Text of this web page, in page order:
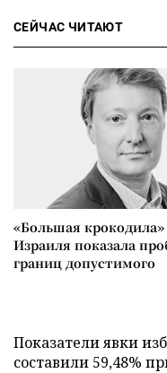
СЕЙЧАС ЧИТАЮТ
«Большая крокодила»
Израиля показала
границ допустимого
Показатели явки
составили 59,48%